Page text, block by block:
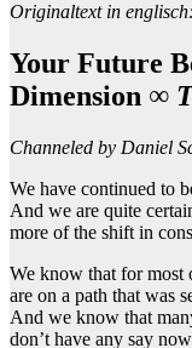
Originaltext in englisch:
Your Future
Dimension ∞
Channeled by Daniel
We have continued to
And we are quite
more of the shift in
We know that for most
are on a path that was
And we know that
don’t have any say